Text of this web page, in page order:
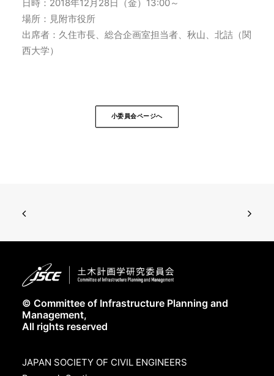
日時：2018年12月28日（金）13:00～
場所：見附市役所
出席者：久住市長、総合企画室担当者、秋山、北詰（関
西大学）
小委員会ページへ
© Committee of Infrastructure Planning and
Management,
All rights reserved
JAPAN SOCIETY OF CIVIL ENGINEERS